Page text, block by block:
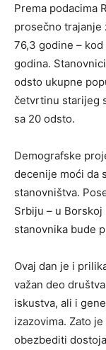
Prema podacima
prosečno trajanje
76,3 godine – kod
godina.
odsto ukupne
četvrtinu starijeg
sa 20 odsto.
Demografske
decenije moći da
stanovništva.
Srbiju – u
stanovnika bude
Ovaj dan je i
važan deo
iskustva, ali i
izazovima. Zato
obezbediti